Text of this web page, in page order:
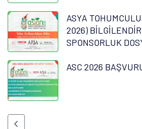
ASYA
2026)
SPONSORLUK
ASC 2026